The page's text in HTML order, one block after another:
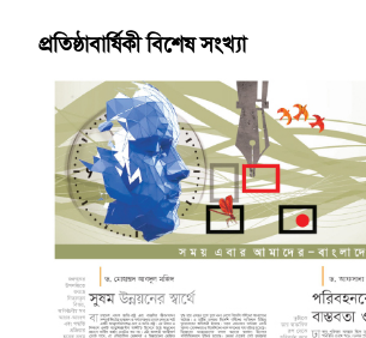
প্রতিষ্ঠাবার্ষিকী বিশেষ সংখ্যা